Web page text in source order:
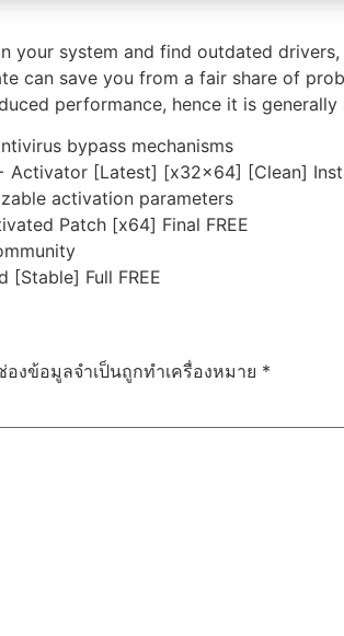
your system and find outdated
can save you from a fair share of
performance, hence it is
bypass mechanisms
Activator [Latest] [x32x64] [Clean]
activation parameters
Patch [x64] Final FREE
[Stable] Full FREE
องข้อมูลจำเป็นถูกทำเครื่องหมาย *